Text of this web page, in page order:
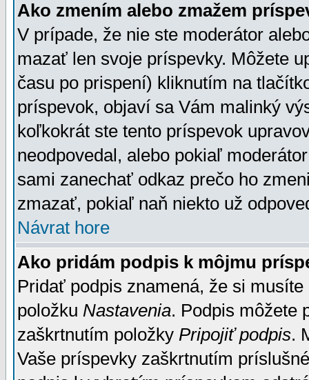
Ako zmením alebo zmažem
V prípade, že nie ste moderátor
mazať len svoje príspevky. Môžete
času po prispení) kliknutím na
príspevok, objaví sa Vám malinký
koľkokrát ste tento príspevok
neodpovedal, alebo pokiaľ
sami zanechať odkaz prečo ho
zmazať, pokiaľ naň niekto už
Návrat hore
Ako pridám podpis k môjmu
Pridať podpis znamená, že si
položku Nastavenia. Podpis môžete
zaškrtnutím položky Pripojiť podpis.
Vaše príspevky zaškrtnutím